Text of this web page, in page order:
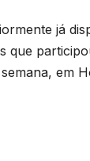
já
que
em